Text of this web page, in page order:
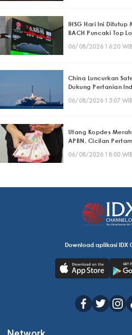
IHSG Hari Ini Ditutup
BACH Puncaki Top
06/08/2026 16:20 WIB
China Luncurkan
Dukung Pertanian
06/08/2026 15:07 WIB
Utang Kopdes
APBN, Cicilan
06/08/2026 18:00 WIB
Download aplikasi IDX